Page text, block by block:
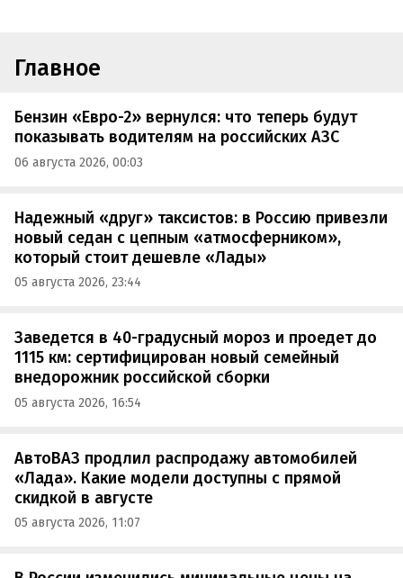
Главное
Бензин «Евро-2» вернулся: что теперь будут
показывать водителям на российских АЗС
06 августа 2026, 00:03
Надежный «друг» таксистов: в Россию привезли
новый седан с цепным «атмосферником»,
который стоит дешевле «Лады»
05 августа 2026, 23:44
Заведется в 40-градусный мороз и проедет до
1115 км: сертифицирован новый семейный
внедорожник российской сборки
05 августа 2026, 16:54
АвтоВАЗ продлил распродажу автомобилей
«Лада». Какие модели доступны с прямой
скидкой в августе
05 августа 2026, 11:07